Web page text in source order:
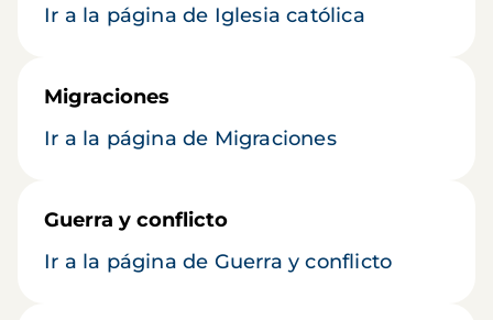
Ir a la página de Iglesia católica
Migraciones
Ir a la página de Migraciones
Guerra y conflicto
Ir a la página de Guerra y conflicto